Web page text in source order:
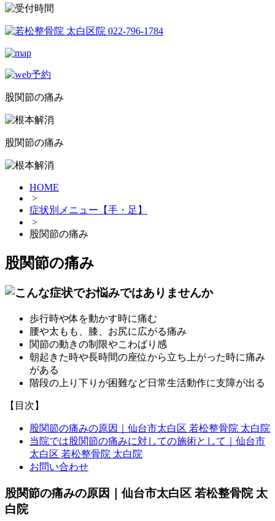
股関節の痛み
股関節の痛み
HOME
>
症状別メニュー【手・足】
>
股関節の痛み
股関節の痛み
歩行時や体を動かす時に痛む
腰や太もも、膝、お尻に広がる痛み
関節の動きの制限やこわばり感
朝起きた時や長時間の座位から立ち上がった時に痛み
がある
階段の上り下りが困難など日常生活動作に支障が出る
【目次】
股関節の痛みの原因｜仙台市太白区 若松整骨院 太白院
当院では股関節の痛みに対しての施術として｜仙台市
太白区 若松整骨院 太白院
お問い合わせ
股関節の痛みの原因｜仙台市太白区 若松整骨院 太
白院